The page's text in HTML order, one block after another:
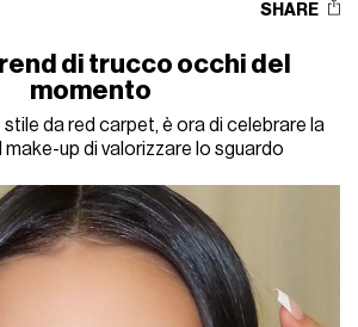
SHARE
di trucco occhi del
momento
da red carpet, è ora di celebrare la
up di valorizzare lo sguardo